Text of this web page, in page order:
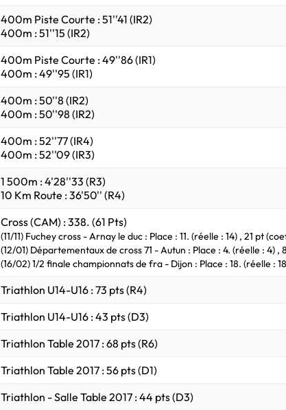
400m Piste Courte : 51''41 (IR2)
400m : 51''15 (IR2)
400m Piste Courte : 49''86 (IR1)
400m : 49''95 (IR1)
400m : 50''8 (IR2)
400m : 50''98 (IR2)
400m : 52''77 (IR4)
400m : 52''09 (IR3)
1 500m : 4'28''33 (R3)
10 Km Route : 36'50'' (R4)
Cross (CAM) : 338. (61 Pts)
(11/11) Fuchey cross - Arnay le duc : Place : 11. (réelle : 14) , 21 pt
(12/01) Départementaux de cross 71 - Autun : Place : 4. (réelle : 4) ,
(16/02) 1/2 finale championnats de fra - Dijon : Place : 18. (réelle :
Triathlon U14-U16 : 73 pts (R4)
Triathlon U14-U16 : 43 pts (D3)
Triathlon Table 2017 : 68 pts (R6)
Triathlon Table 2017 : 56 pts (D1)
Triathlon - Salle Table 2017 : 44 pts (D3)